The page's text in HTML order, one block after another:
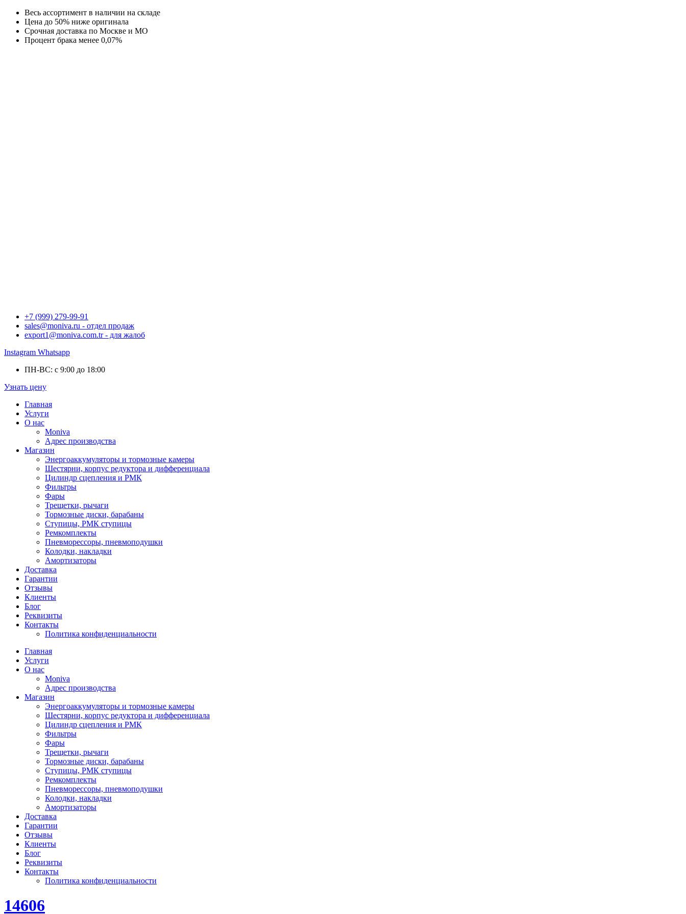
Перейти
содержимому
Весь ассортимент в наличии на складе
Цена до 50% ниже оригинала
Срочная доставка по Москве и МО
Процент брака менее 0,07%
+7 (999) 279-99-91
sales@moniva.ru - отдел продаж
export1@moniva.com.tr - для жалоб
Instagram Whatsapp
ПН-ВС: с 9:00 до 18:00
Узнать цену
Главная
Услуги
О нас
Moniva
Адрес производства
Магазин
Энергоаккумуляторы и тормозные камеры
Шестярни, корпус редуктора и дифференциала
Цилиндр сцепления и РМК
Фильтры
Фары
Трещетки, рычаги
Тормозные диски, барабаны
Ступицы, РМК ступицы
Ремкомплекты
Пневморессоры, пневмоподушки
Колодки, накладки
Амортизаторы
Доставка
Гарантии
Отзывы
Клиенты
Блог
Реквизиты
Контакты
Политика конфиденциальности
Главная
Услуги
О нас
Moniva
Адрес производства
Магазин
Энергоаккумуляторы и тормозные камеры
Шестярни, корпус редуктора и дифференциала
Цилиндр сцепления и РМК
Фильтры
Фары
Трещетки, рычаги
Тормозные диски, барабаны
Ступицы, РМК ступицы
Ремкомплекты
Пневморессоры, пневмоподушки
Колодки, накладки
Амортизаторы
Доставка
Гарантии
Отзывы
Клиенты
Блог
Реквизиты
Контакты
Политика конфиденциальности
14606